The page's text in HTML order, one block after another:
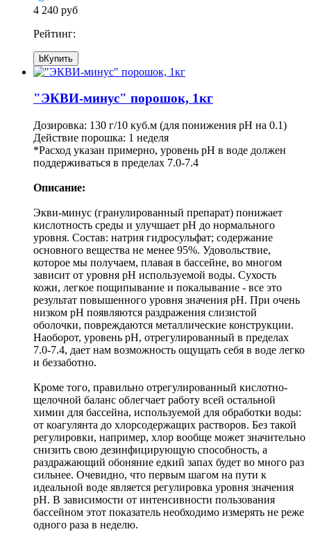
4 240 руб
Рейтинг:
bКупить
"ЭКВИ-минус" порошок, 1кг
Дозировка: 130 г/10 куб.м (для понижения pH на 0.1)
Действие порошка: 1 неделя
*Расход указан примерно, уровень pH в воде должен
поддерживаться в пределах 7.0-7.4
Описание:
Экви-минус (гранулированный препарат) понижает
кислотность среды и улучшает pH до нормального
уровня. Состав: натрия гидросульфат; содержание
основного вещества не менее 95%. Удовольствие,
которое мы получаем, плавая в бассейне, во многом
зависит от уровня рН используемой воды. Сухость
кожи, легкое пощипывание и покалывание - все это
результат повышенного уровня значения рН. При очень
низком рН появляются раздражения слизистой
оболочки, повреждаются металлические конструкции.
Наоборот, уровень рН, отрегулированный в пределах
7.0-7.4, дает нам возможность ощущать себя в воде легко
и беззаботно.
Кроме того, правильно отрегулированный кислотно-
щелочной баланс облегчает работу всей остальной
химии для бассейна, используемой для обработки воды:
от коагулянта до хлорсодержащих растворов. Без такой
регулировки, например, хлор вообще может значительно
снизить свою дезинфицирующую способность, а
раздражающий обоняние едкий запах будет во много раз
сильнее. Очевидно, что первым шагом на пути к
идеальной воде является регулировка уровня значения
рН. В зависимости от интенсивности пользования
бассейном этот показатель необходимо измерять не реже
одного раза в неделю.